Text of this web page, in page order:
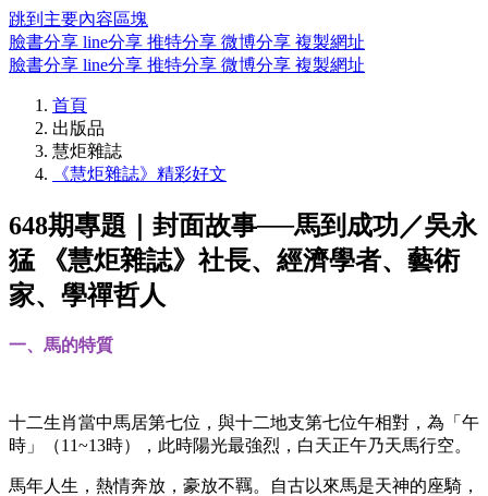
跳到主要內容區塊
臉書分享 line分享 推特分享 微博分享 複製網址
臉書分享 line分享 推特分享 微博分享 複製網址
首頁
出版品
慧炬雜誌
《慧炬雜誌》精彩好文
648期專題｜封面故事──馬到成功／吳永
猛 《慧炬雜誌》社長、經濟學者、藝術
家、學禪哲人
一、馬的特質
十二生肖當中馬居第七位，與十二地支第七位午相對，為「午
時」（11~13時），此時陽光最強烈，白天正午乃天馬行空。
馬年人生，熱情奔放，豪放不羈。自古以來馬是天神的座騎，